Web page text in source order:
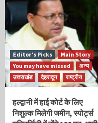
Editor’s Picks
Main Story
You may have missed
अन्य
उत्तराखंड
देहरादून राष्ट्रीय
हल्द्वानी में हाई कोर्ट के लिए
निशुल्क मिलेगी जमीन, स्पोर्ट्स